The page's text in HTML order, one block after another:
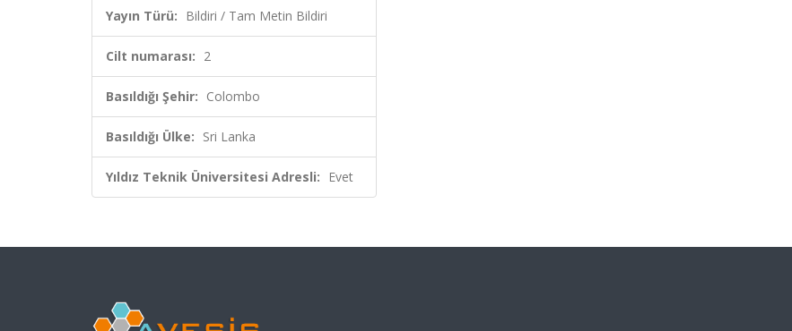
Yayın Türü: Bildiri / Tam Metin Bildiri
Cilt numarası: 2
Basıldığı Şehir: Colombo
Basıldığı Ülke: Sri Lanka
Yıldız Teknik Üniversitesi Adresli: Evet